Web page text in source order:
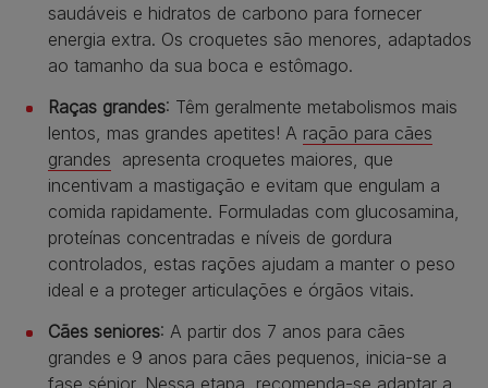
saudáveis e hidratos de carbono para fornecer
energia extra. Os croquetes são menores, adaptados
ao tamanho da sua boca e estômago.
Raças grandes: Têm geralmente metabolismos mais
lentos, mas grandes apetites! A ração para cães
grandes apresenta croquetes maiores, que
incentivam a mastigação e evitam que engulam a
comida rapidamente. Formuladas com glucosamina,
proteínas concentradas e níveis de gordura
controlados, estas rações ajudam a manter o peso
ideal e a proteger articulações e órgãos vitais.
Cães seniores: A partir dos 7 anos para cães
grandes e 9 anos para cães pequenos, inicia-se a
fase sénior. Nessa etapa, recomenda-se adaptar a